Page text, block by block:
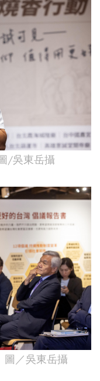
/吳東岳攝
圖／吳東岳攝